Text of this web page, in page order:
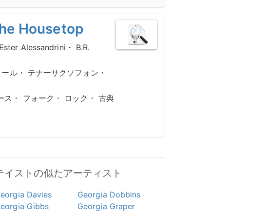
Housetop
Alessandrini・ B.R.
ル・ テナーサクソフォン・
ス・ フォーク・ ロック・ 古典
イストの似たアーティスト
Davies
Georgia Dobbins
Gibbs
Georgia Graper